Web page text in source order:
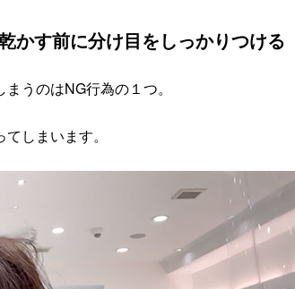
かす前に分け目をしっかりつける
うのはNG行為の１つ。
しまいます。